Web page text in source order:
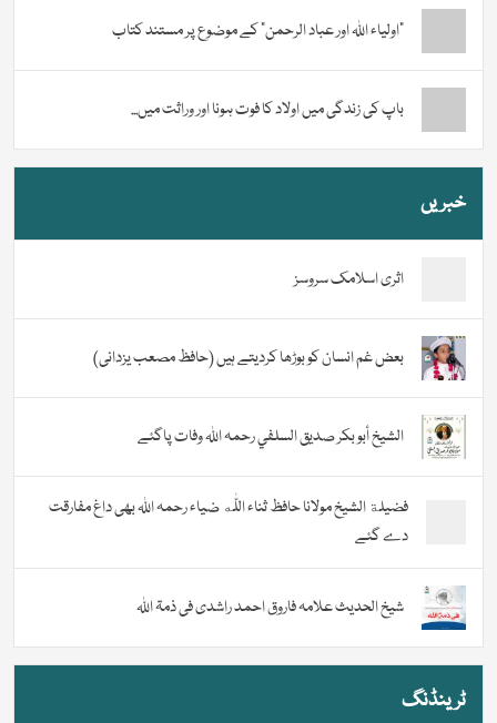
“اولیاء اللہ اور عباد الرحمن” کے موضوع پر مستند کتاب
باپ کی زندگی میں اولاد کا فوت ہونا اور وراثت میں...
خبریں
اثری اسلامک سروسز
بعض غم انسان کو بوڑھا کردیتے ہیں (حافظ مصعب یزدانی)
الشيخ أبو بكر صديق السلفي رحمہ اللہ وفات پاگئے
فضیلة الشيخ مولانا حافظ ثناء اللّٰه ضیاء رحمہ اللہ بھی داغ مفارقت
دے گئے
شیخ الحدیث علامہ فاروق احمد راشدی فی ذمۃ اللہ
ٹرینڈنگ